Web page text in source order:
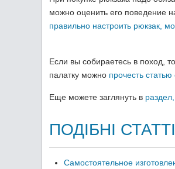
можно оценить его поведение
правильно настроить рюкзак,
Если вы собираетесь в поход,
палатку можно прочесть
Еще можете заглянуть в
ПОДІБНІ
Самостоятельное